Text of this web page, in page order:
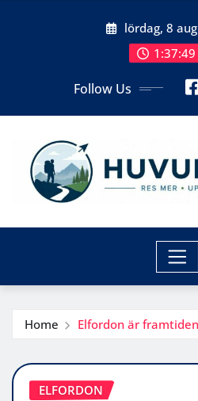
lördag, 8
Follow Us
Home Elfordon är
ELFORDON